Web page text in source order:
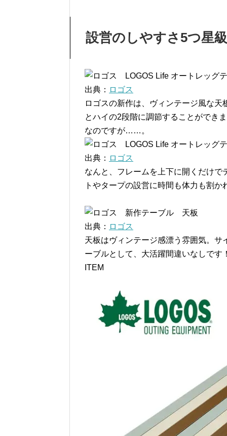
設営のしやすさ5つ星
出典： ロゴス
ロゴスの新作は、ヴィンテージ風な
とハイの2段階に調節することができ
なのですが……。
出典： ロゴス
なんと、フレームを上下に開くだけ
トやタープの設営に時間も体力も割
出典： ロゴス
天板はヴィンテージ感漂う雰囲気。
ーブルとして、大活躍間違いなしです
ITEM